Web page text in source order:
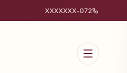
072-XXXXXXX